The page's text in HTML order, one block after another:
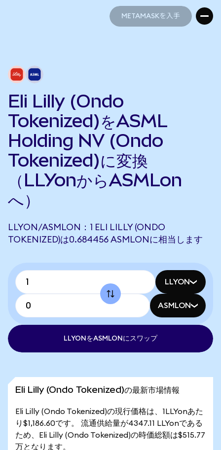
METAMASKを入手
Eli Lilly (Ondo
Tokenized)をASML
Holding NV (Ondo
Tokenized)に変換
（LLYonからASMLon
へ）
LLYON/ASMLON：1 ELI LILLY (ONDO
TOKENIZED)は0.684456 ASMLONに相当します
LLYON
ASMLON
LLYONをASMLONにスワップ
Eli Lilly (Ondo Tokenized)の最新市場情報
Eli Lilly (Ondo Tokenized)の現行価格は、1LLYonあた
り$1,186.60です。 流通供給量が4347.11 LLYonである
ため、Eli Lilly (Ondo Tokenized)の時価総額は$515.77
万となります。